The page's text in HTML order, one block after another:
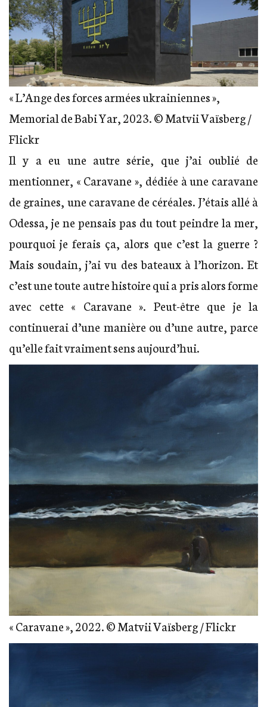
« L’Ange des forces armées ukrainiennes »,
Memorial de Babi Yar, 2023. © Matvii Vaïsberg /
Flickr
Il y a eu une autre série, que j’ai oublié de
mentionner, « Caravane », dédiée à une caravane
de graines, une caravane de céréales. J’étais allé à
Odessa, je ne pensais pas du tout peindre la mer,
pourquoi je ferais ça, alors que c’est la guerre ?
Mais soudain, j’ai vu des bateaux à l’horizon. Et
c’est une toute autre histoire qui a pris alors forme
avec cette « Caravane ». Peut-être que je la
continuerai d’une manière ou d’une autre, parce
qu’elle fait vraiment sens aujourd’hui.
« Caravane », 2022. © Matvii Vaïsberg / Flickr